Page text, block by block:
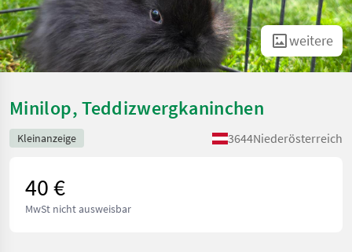
weitere
Minilop, Teddizwergkaninchen
Kleinanzeige 3644Niederösterreich
40 €
MwSt nicht ausweisbar